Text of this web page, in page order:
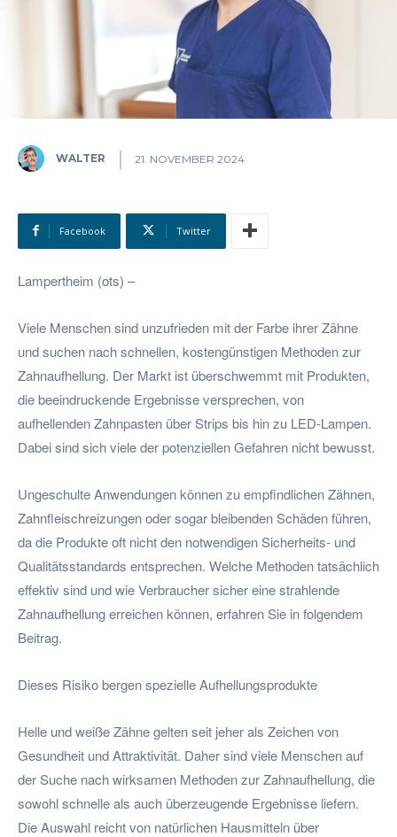
WALTER 21. NOVEMBER 2024
Facebook Twitter
Lampertheim (ots) –
Viele Menschen sind unzufrieden mit der Farbe ihrer Zähne
und suchen nach schnellen, kostengünstigen Methoden zur
Zahnaufhellung. Der Markt ist überschwemmt mit Produkten,
die beeindruckende Ergebnisse versprechen, von
aufhellenden Zahnpasten über Strips bis hin zu LED-Lampen.
Dabei sind sich viele der potenziellen Gefahren nicht bewusst.
Ungeschulte Anwendungen können zu empfindlichen Zähnen,
Zahnfleischreizungen oder sogar bleibenden Schäden führen,
da die Produkte oft nicht den notwendigen Sicherheits- und
Qualitätsstandards entsprechen. Welche Methoden tatsächlich
effektiv sind und wie Verbraucher sicher eine strahlende
Zahnaufhellung erreichen können, erfahren Sie in folgendem
Beitrag.
Dieses Risiko bergen spezielle Aufhellungsprodukte
Helle und weiße Zähne gelten seit jeher als Zeichen von
Gesundheit und Attraktivität. Daher sind viele Menschen auf
der Suche nach wirksamen Methoden zur Zahnaufhellung, die
sowohl schnelle als auch überzeugende Ergebnisse liefern.
Die Auswahl reicht von natürlichen Hausmitteln über